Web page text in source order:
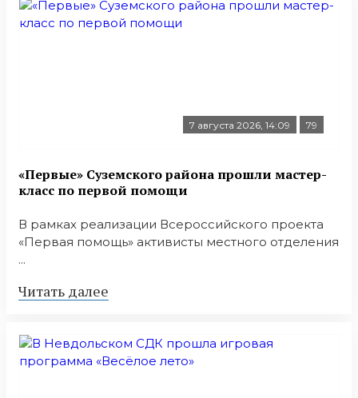
7 августа 2026, 14:09 79
«Первые» Суземского района прошли мастер-
класс по первой помощи
В рамках реализации Всероссийского проекта
«Первая помощь» активисты местного отделения
...
Читать далее